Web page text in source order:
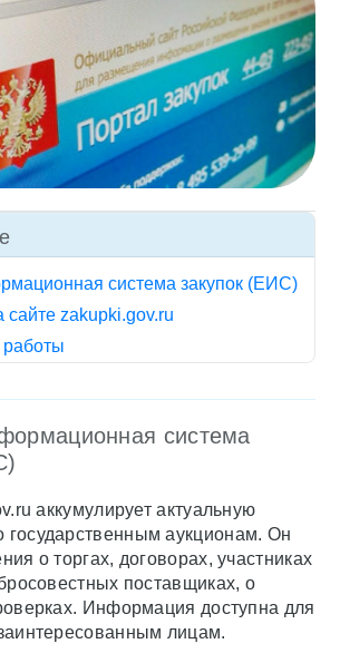
система закупок (ЕИС)
сайте zakupki.gov.ru
работы
система
аккумулирует актуальную
аукционам. Он
о торгах, договорах, участниках
поставщиках, о
Информация доступна для
лицам.